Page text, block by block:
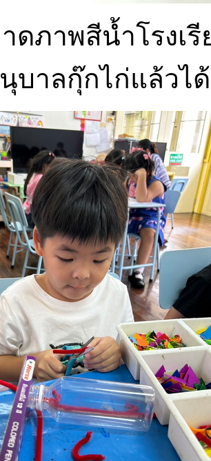
ดภาพสีน้ำโรงเ
บาลกุ๊กไก่แล้วไ